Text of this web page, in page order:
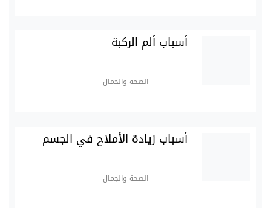
أسباب ألم الركبة
الصحة والجمال
أسباب زيادة الأملاح في الجسم
الصحة والجمال